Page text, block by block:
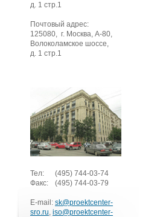
д. 1 стр.1
Почтовый адрес:
125080, г. Москва, А-80,
Волоколамское шоссе,
д. 1 стр.1
Тел: (495) 744-03-74
Факс:
(495) 744-03-79
E-mail: sk@proektcenter-
sro.ru, iso@proektcenter-